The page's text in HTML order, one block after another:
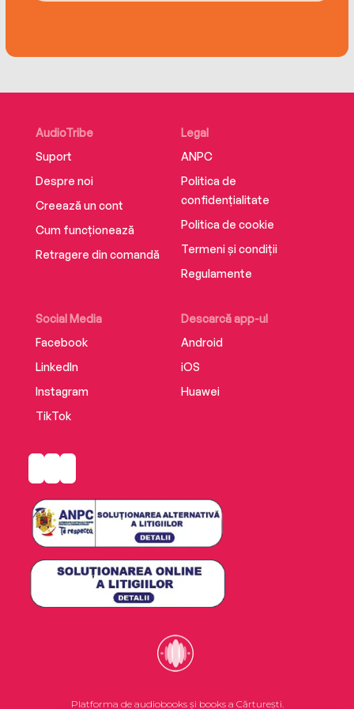
AudioTribe
Suport
Despre noi
Creează un cont
Cum funcționează
Retragere din comandă
Social Media
Facebook
LinkedIn
Instagram
TikTok
Descarcă app-ul
Android
iOS
Huawei
Legal
ANPC
Politica de
confidențialitate
Politica de cookie
Termeni și condiții
Regulamente
Platforma de audiobooks și books a Cărturești.